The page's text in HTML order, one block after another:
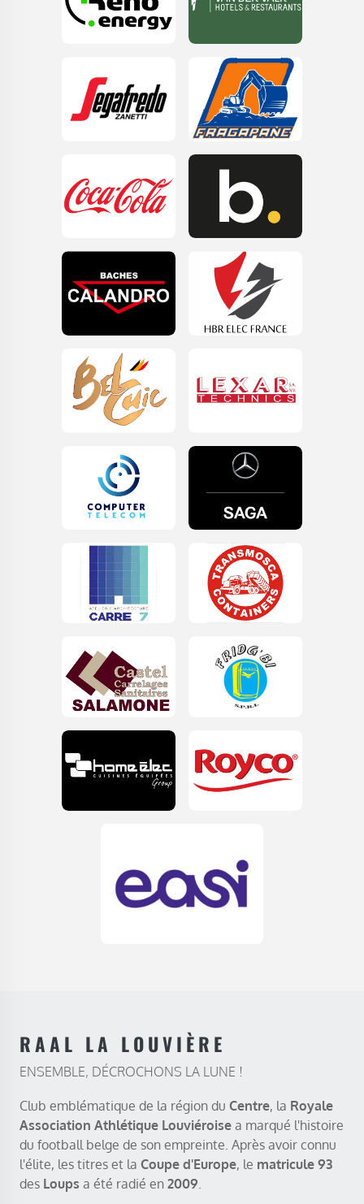
RAAL LA LOUVIÈRE
ENSEMBLE, DÉCROCHONS LA LUNE !
Club emblématique de la région du Centre, la Royale
Association Athlétique Louviéroisea marqué l'histoire
du football belge de son empreinte. Après avoir connu
l'élite, les titres et la Coupe d'Europe, le matricule 93
des Loups a été radié en 2009.